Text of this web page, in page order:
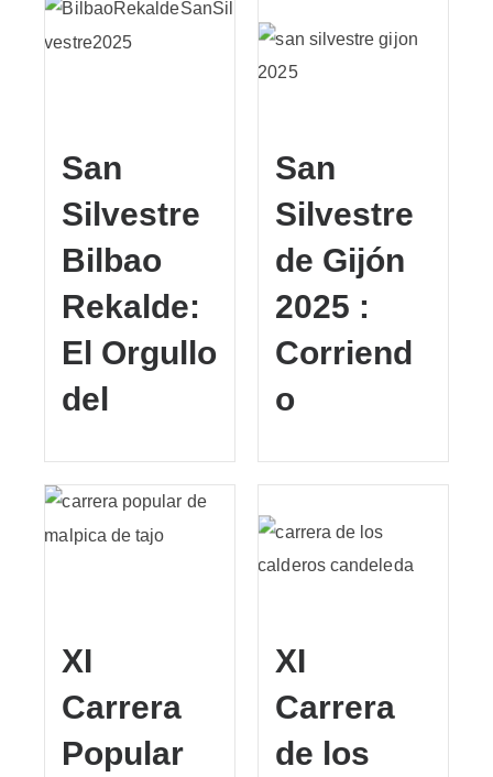
San
Silvestre
Bilbao
Rekalde:
El Orgullo
del
San
Silvestre
de Gijón
2025 :
Corriend
o
XI
Carrera
Popular
XI
Carrera
de los